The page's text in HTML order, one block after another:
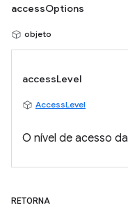
accessOptions
objeto
accessLevel
AccessLevel
O nível de acesso
RETORNA